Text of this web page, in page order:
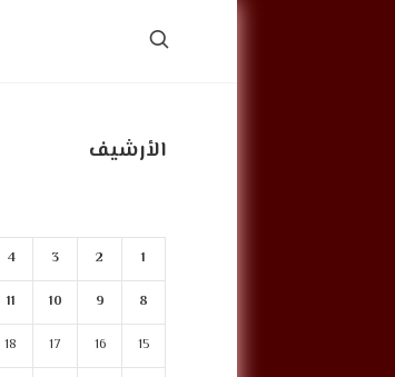
الأرشيف
1
2
3
4
8
9
10
11
15
16
17
18